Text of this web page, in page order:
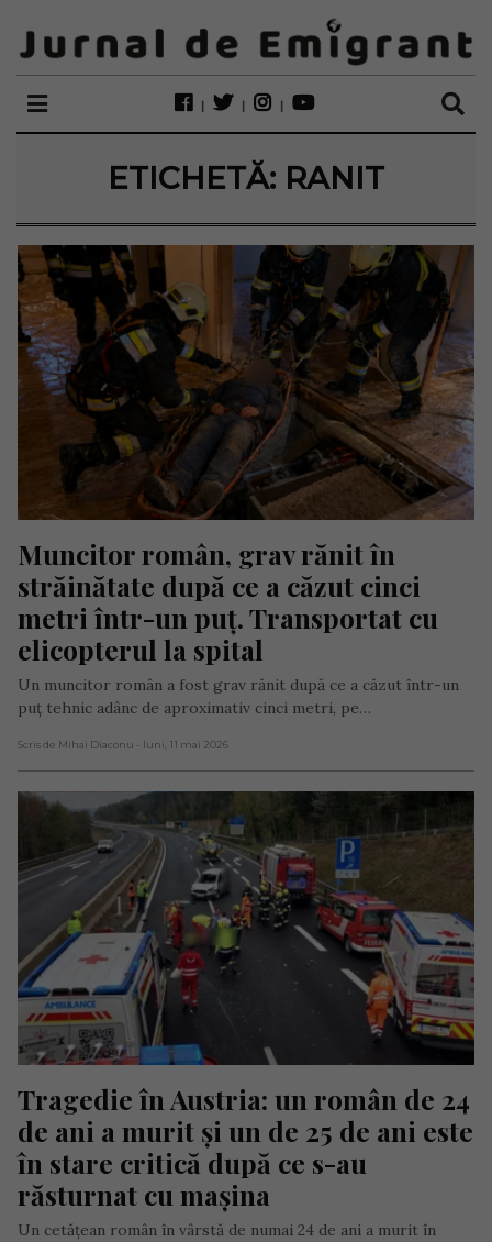
ETICHETĂ: RANIT
Muncitor român, grav rănit în
străinătate după ce a căzut cinci
metri într-un puț. Transportat cu
elicopterul la spital
Un muncitor român a fost grav rănit după ce a căzut într-un
puț tehnic adânc de aproximativ cinci metri, pe…
Scris de Mihai Diaconu - luni, 11 mai 2026
Tragedie în Austria: un român de 24
de ani a murit și un de 25 de ani este
în stare critică după ce s-au
răsturnat cu mașina
Un cetățean român în vârstă de numai 24 de ani a murit în